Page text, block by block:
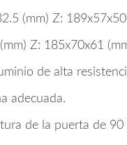
(mm) Z:
Z: 185x70x61
de alta
adecuada.
de la puerta de 90